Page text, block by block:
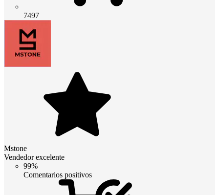
7497
Mstone
Vendedor excelente
99%
Comentarios positivos